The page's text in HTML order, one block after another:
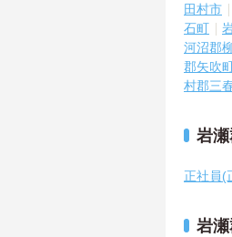
田村市
石町
河沼郡
郡矢吹
村郡三
岩
正社員(
岩